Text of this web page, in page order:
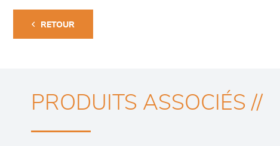
RETOUR
PRODUITS ASSOCIÉS //